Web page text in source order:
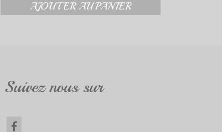
AJOUTER AU PANIER
Suivez nous sur